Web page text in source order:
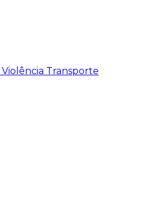
Violência Transporte